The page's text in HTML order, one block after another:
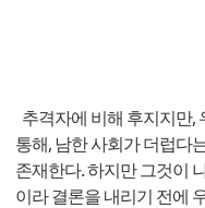
추격자에 비해 후지지만,
통해, 남한 사회가 더럽다
존재한다. 하지만 그것이
이라 결론을 내리기 전에